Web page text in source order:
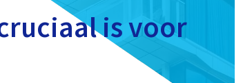
is voor